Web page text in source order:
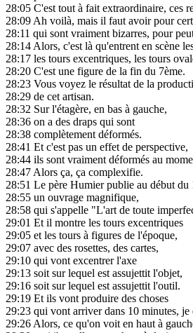
28:05 C'est tout à fait extraordinaire, ces
28:09Ah voilà, mais il faut avoir pour
28:11 qui sont vraiment bizarres, pour
28:14Alors, c'est là qu'entrent en scène
28:17 les tours excentriques, les tours
28:20 C'est une figure de la fin du 7ème.
28:23 Vous voyez le résultat de la
28:29 de cet artisan.
28:32 Sur l'étagère, en bas à gauche,
28:36 on a des draps qui sont
28:38 complètement déformés.
28:41 Et c'est pas un effet de perspective,
28:44 ils sont vraiment déformés au
28:47Alors ça, ça complexifie.
28:51 Le père Humier publie au début du
28:55 un ouvrage magnifique,
28:58 qui s'appelle "L'art de toute
29:01 Et il montre les tours excentriques
29:05 et les tours à figures de l'époque,
29:07 avec des rosettes, des cartes,
29:10 qui vont excentrer l'axe
29:13 soit sur lequel est assujettit l'objet,
29:16 soit sur lequel est assujettit l'outil.
29:19 Et ils vont produire des choses
29:23 qui vont arriver dans 10 minutes, je
29:26Alors, ce qu'on voit en haut à